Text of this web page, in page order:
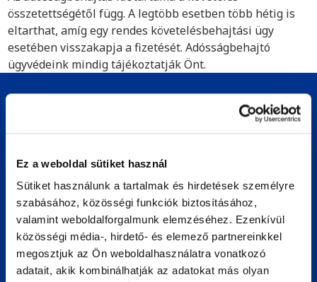
Ez a weboldal sütiket használ
Sütiket használunk a tartalmak és hirdetések személyre
szabásához, közösségi funkciók biztosításához,
valamint weboldalforgalmunk elemzéséhez. Ezenkívül
közösségi média-, hirdető- és elemező partnereinkkel
megosztjuk az Ön weboldalhasználatra vonatkozó
adatait, akik kombinálhatják az adatokat más olyan
összetettségétől függ. A legtöbb esetben több hétig is
eltarthat, amíg egy rendes követelésbehajtási ügy
esetében visszakapja a fizetését. Adósságbehajtó
ügyvédeink mindig tájékoztatják Önt.
Kezdje a követelésbehajtást Fülöp-
számíthat a Bierensre. Amíg szakértőink megtalálják a
szükséges megoldást, Ön folytathatja a szokásos
üzletmenetet. A következő helyzetekben tudunk
segíteni Önnek:
A leszállított árukat vagy szolgáltatásokat nem fizetik
ki